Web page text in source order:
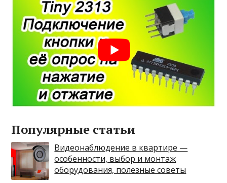
Популярные статьи
Видеонаблюдение в квартире —
особенности, выбор и монтаж
оборудования, полезные советы